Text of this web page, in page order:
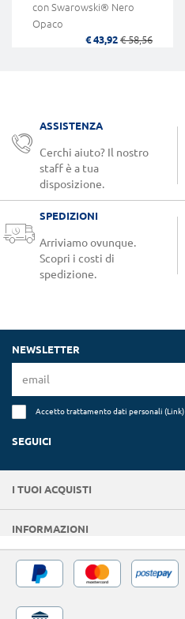
con Swarowski® Nero
Opaco
€ 43,92 € 58,56
ASSISTENZA
Cerchi aiuto? Il nostro
staff è a tua
disposizione.
SPEDIZIONI
Arriviamo ovunque.
Scopri i costi di
spedizione.
NEWSLETTER
Accetto trattamento dati personali (Link)
SEGUICI
I TUOI ACQUISTI
INFORMAZIONI